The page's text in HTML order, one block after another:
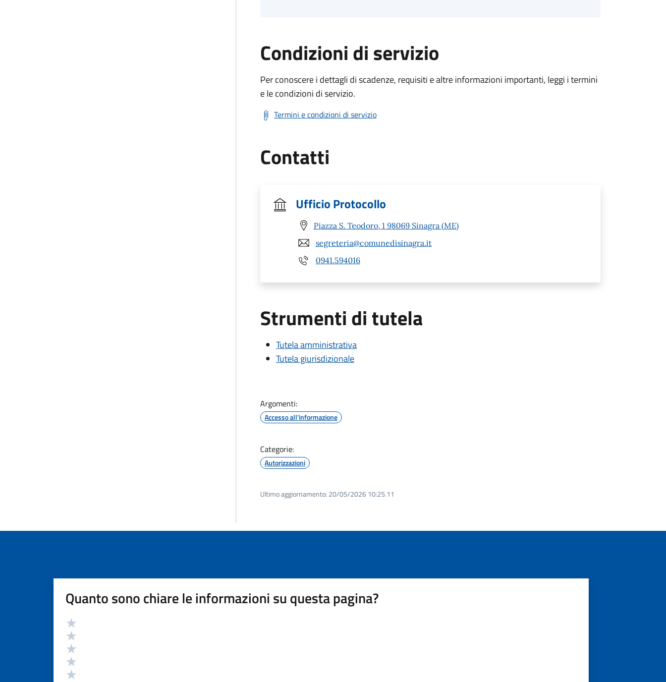
Condizioni di servizio
Per conoscere i dettagli di scadenze, requisiti e altre informazioni importanti, leggi i termini
e le condizioni di servizio.
Termini e condizioni di servizio
Contatti
Ufficio Protocollo
Piazza S. Teodoro, 1 98069 Sinagra (ME)
segreteria@comunedisinagra.it
0941.594016
Strumenti di tutela
Tutela amministrativa
Tutela giurisdizionale
Argomenti:
Accesso all'informazione
Categorie:
Autorizzazioni
Ultimo aggiornamento: 20/05/2026 10:25.11
Quanto sono chiare le informazioni su questa pagina?
Valutazione